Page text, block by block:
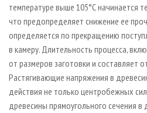
температуре выше 105°С начинается
что предопределяет снижение ее
определяется по прекращению
в камеру. Длительность процесса,
от размеров заготовки и составляет
Растягивающие напряжения в
действия не только центробежных
древесины прямоугольного сечения в